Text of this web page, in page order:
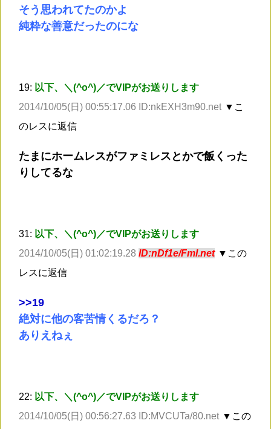
そう思われてたのかよ
純粋な善意だったのにな
19: 以下、＼(^o^)／でVIPがお送りします
2014/10/05(日) 00:55:17.06 ID:nkEXH3m90.net ▼こ
のレスに返信
たまにホームレスがファミレスとかで飯くった
りしてるな
31: 以下、＼(^o^)／でVIPがお送りします
2014/10/05(日) 01:02:19.28 ID:nDf1e/FmI.net ▼この
レスに返信
>>19
絶対に他の客苦情くるだろ？
ありえねぇ
22: 以下、＼(^o^)／でVIPがお送りします
2014/10/05(日) 00:56:27.63 ID:MVCUTa/80.net ▼この